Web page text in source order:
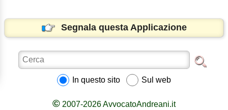
Segnala questa Applicazione
In questo sito Sul web
© 2007-2026 AvvocatoAndreani.it